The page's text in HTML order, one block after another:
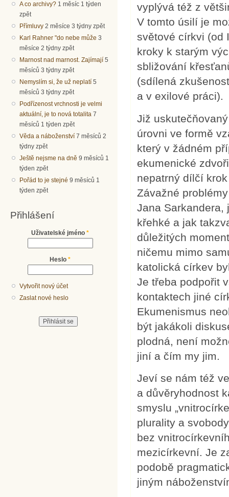
A co archivy? 1 měsíc 1 týden
zpět
Přímluvy 2 měsíce 3 týdny zpět
Karl Rahner "do nebe může 3
měsíce 2 týdny zpět
Marnost nad marnost. Zajímají 5
měsíců 3 týdny zpět
Nemyslím si, že už neplatí 5
měsíců 3 týdny zpět
Podřízenost vrchnosti je velmi
aktuální, je to nová totalita 7
měsíců 1 týden zpět
Věda a náboženství 7 měsíců 2
týdny zpět
Ještě nejsme na dně 9 měsíců 1
týden zpět
Pořád to je stejné 9 měsíců 1
týden zpět
Přihlášení
Uživatelské jméno *
Heslo *
Vytvořit nový účet
Zaslat nové heslo
vyplývá též z
V tomto úsilí je
světové církvi (od
kroky k starým
sbližování
(sdílená
a v exilové
Již
úrovni ve formě
který v žádném
ekumenické
nepatrný dílčí
Závažné
Jana Sarkandera,
křehké a jak
důležitých
ničemu mimo
katolická církev
Je třeba podpořit
kontaktech jiné
Ekumenismus
být jakákoli
plodná, není
jiní a čím my jim.
Jeví se nám též
a důvěryhodnost
smyslu
plurality a
bez
mezicírkevní. Je
podobě
jiným